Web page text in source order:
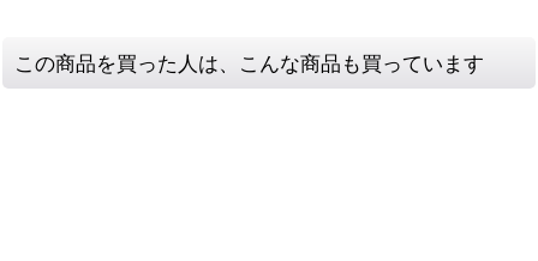
この商品を買った人は、こんな商品も買っています